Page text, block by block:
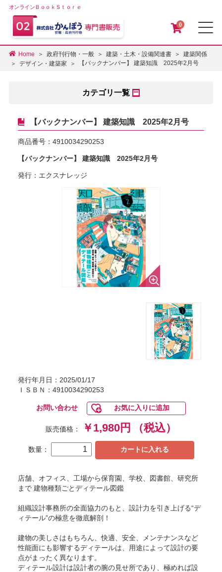
オンラインＢｏｏｋＳｔｏｒｅ
0
Home 政府刊行物・一般 建築・土木・設備関連書
建築関係
デザイン・建築家
【バックナンバー】 建築知識 2025年2月号
カテゴリ一覧
【バックナンバー】 建築知識 2025年2月号
商品番号： 4910034290253
【バックナンバー】 建築知識 2025年2月号
発行：エクスナレッジ
発行年月日：2025/01/17
ＩＳＢＮ：4910034290253
お問い合わせ お気に入りに追加
販売価格： ￥1,980円 （税込）
数量： カートに入れる
店舗、オフィス、工場から保育園、学校、図書館、研究所
まで 建物種類ごとディテール図鑑
組織設計事務所の全面協力のもと、設計力を引き上げる“デ
ィテール”の極意を徹底解剖！
建物の美しさはもちろん、快適、安全、メンテナンスなど
性能面にも影響するディテールは、用途によって設計の要
点がまったく異なります。
ディテール設計は設計者の腕の見せ所であり、極めれば設